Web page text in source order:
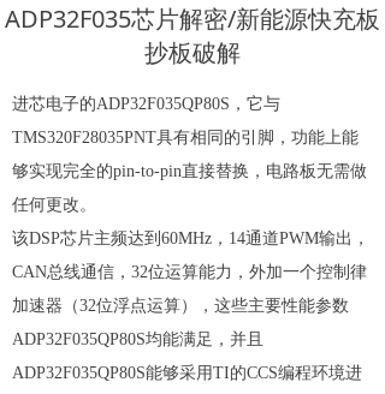
ADP32F035芯片解密/新能源快充板
抄板破解
进芯电子的ADP32F035QP80S，它与
TMS320F28035PNT具有相同的引脚，功能上能
够实现完全的pin-to-pin直接替换，电路板无需做
任何更改。
该DSP芯片主频达到60MHz，14通道PWM输出，
CAN总线通信，32位运算能力，外加一个控制律
加速器（32位浮点运算），这些主要性能参数
ADP32F035QP80S均能满足，并且
ADP32F035QP80S能够采用TI的CCS编程环境进